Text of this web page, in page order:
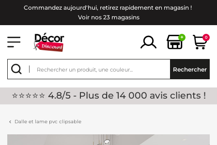
Commandez aujourd'hui, retirez rapidement en magasin !
Voir nos 23 magasins
+ 0
Rechercher
⭐⭐⭐⭐⭐ 4.8/5 - Plus de 14 000 avis clients !
Dalle et lame pvc clipsable